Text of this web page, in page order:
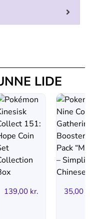
LIDE
139,00 kr. 35,00